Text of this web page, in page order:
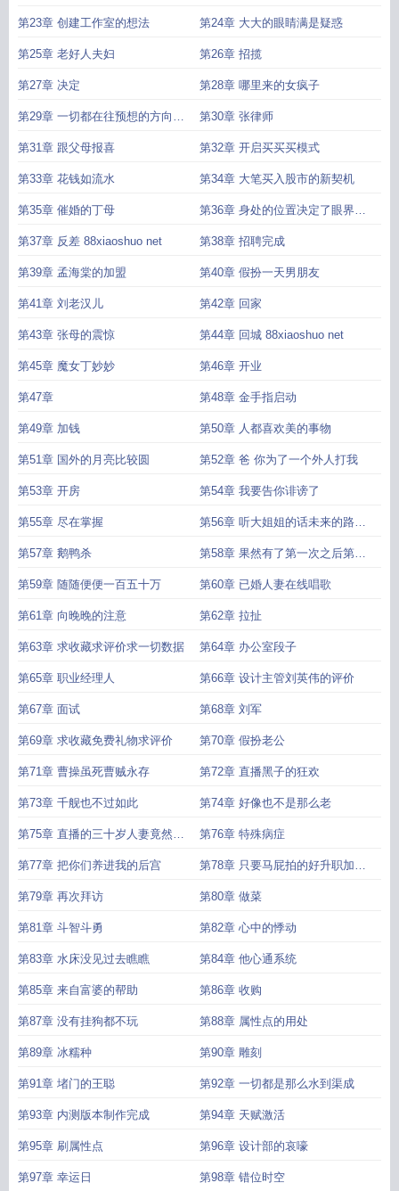
第23章 创建工作室的想法 第24章 大大的眼睛满是疑惑
第25章 老好人夫妇 第26章 招揽
第27章 决定 第28章 哪里来的女疯子
第29章 一切都在往预想的方向发
展
第30章 张律师
第31章 跟父母报喜 第32章 开启买买买模式
第33章 花钱如流水 第34章 大笔买入股市的新契机
第35章 催婚的丁母 第36章 身处的位置决定了眼界和
想法
第37章 反差 88xiaoshuo net 第38章 招聘完成
第39章 孟海棠的加盟 第40章 假扮一天男朋友
第41章 刘老汉儿 第42章 回家
第43章 张母的震惊 第44章 回城 88xiaoshuo net
第45章 魔女丁妙妙 第46章 开业
第47章 第48章 金手指启动
第49章 加钱 第50章 人都喜欢美的事物
第51章 国外的月亮比较圆 第52章 爸 你为了一个外人打我
第53章 开房 第54章 我要告你诽谤了
第55章 尽在掌握 第56章 听大姐姐的话未来的路好
走
第57章 鹅鸭杀 第58章 果然有了第一次之后第二
次就有点水到渠成了
第59章 随随便便一百五十万 第60章 已婚人妻在线唱歌
第61章 向晚晚的注意 第62章 拉扯
第63章 求收藏求评价求一切数据 第64章 办公室段子
第65章 职业经理人 第66章 设计主管刘英伟的评价
第67章 面试 第68章 刘军
第69章 求收藏免费礼物求评价 第70章 假扮老公
第71章 曹操虽死曹贼永存 第72章 直播黑子的狂欢
第73章 千舰也不过如此 第74章 好像也不是那么老
第75章 直播的三十岁人妻竟然是
美少女
第76章 特殊病症
第77章 把你们养进我的后宫 第78章 只要马屁拍的好升职加薪
跑不了
第79章 再次拜访 第80章 做菜
第81章 斗智斗勇 第82章 心中的悸动
第83章 水床没见过去瞧瞧 第84章 他心通系统
第85章 来自富婆的帮助 第86章 收购
第87章 没有挂狗都不玩 第88章 属性点的用处
第89章 冰糯种 第90章 雕刻
第91章 堵门的王聪 第92章 一切都是那么水到渠成
第93章 内测版本制作完成 第94章 天赋激活
第95章 刷属性点 第96章 设计部的哀嚎
第97章 幸运日 第98章 错位时空